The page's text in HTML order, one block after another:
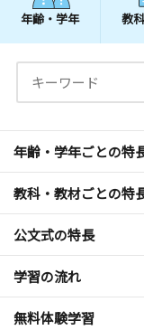
年齢・学年 教
年齢・学年ごとの特
教科・教材ごとの特
公文式の特長
学習の流れ
無料体験学習